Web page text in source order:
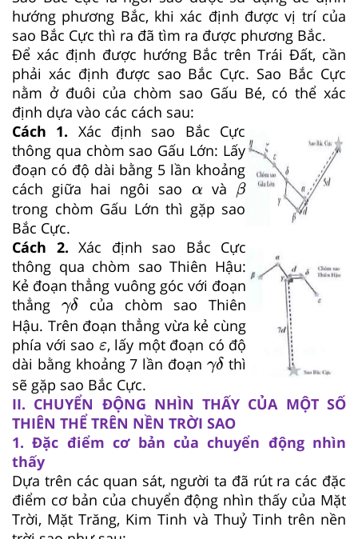
hướng phương Bắc, khi xác định được vị trí của
sao Bắc Cực thì ra đã tìm ra được phương Bắc.
Để xác định được hướng Bắc trên Trái Đất, cần
phải xác định được sao Bắc Cực. Sao Bắc Cực
nằm ở đuôi của chòm sao Gấu Bé, có thể xác
định dựa vào các cách sau:
Cách 1. Xác định sao Bắc Cực
thông qua chòm sao Gấu Lớn: Lấy
đoạn có độ dài bằng 5 lần khoảng
cách giữa hai ngôi sao α
α và β
β
trong chòm Gấu Lớn thì gặp sao
Bắc Cực.
Cách 2. Xác định sao Bắc Cực
thông qua chòm sao Thiên Hậu:
Kẻ đoạn thẳng vuông góc với đoạn
thẳng γδ
γδ của chòm sao Thiên
Hậu. Trên đoạn thẳng vừa kẻ cùng
phía với sao ε
ε, lấy một đoạn có độ
dài bằng khoảng 7 lần đoạn γδ
γδ thì
sẽ gặp sao Bắc Cực.
II. CHUYỂN ĐỘNG NHÌN THẤY CỦA MỘT SỐ
THIÊN THỂ TRÊN NỀN TRỜI SAO
1. Đặc điểm cơ bản của chuyển động nhìn
thấy
Dựa trên các quan sát, người ta đã rút ra các đặc
điểm cơ bản của chuyển động nhìn thấy của Mặt
Trời, Mặt Trăng, Kim Tinh và Thuỷ Tinh trên nền